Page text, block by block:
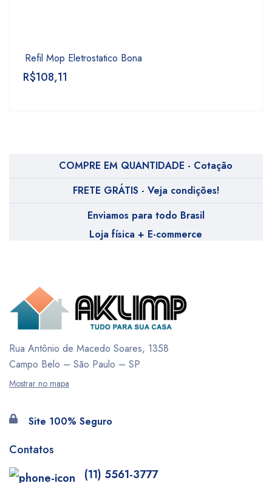
Refil Mop Eletrostatico Bona
R$108,11
COMPRE EM QUANTIDADE - Cotação
FRETE GRÁTIS - Veja condições!
Enviamos para todo Brasil
Loja física + E-commerce
Rua Antônio de Macedo Soares, 1358
Campo Belo – São Paulo – SP
Mostrar no mapa
Site 100% Seguro
Contatos
(11) 5561-3777